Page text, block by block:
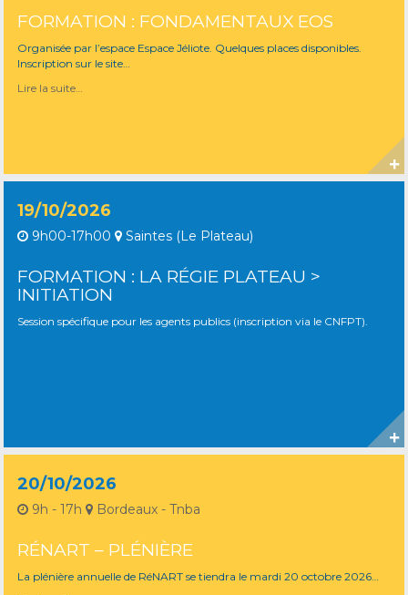
FORMATION : FONDAMENTAUX EOS
Organisée par l’espace Espace Jéliote. Quelques places disponibles.
Inscription sur le site…
Lire la suite…
19/10/2026
9h00-17h00 Saintes (Le Plateau)
FORMATION : LA RÉGIE PLATEAU >
INITIATION
Session spécifique pour les agents publics (inscription via le CNFPT).
20/10/2026
9h - 17h Bordeaux - Tnba
RÉNART – PLÉNIÈRE
La plénière annuelle de RéNART se tiendra le mardi 20 octobre 2026…